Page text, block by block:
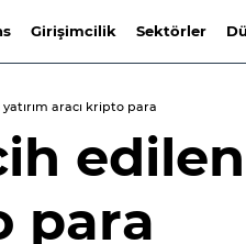
Girişimcilik Sektörler
aracı kripto para
para